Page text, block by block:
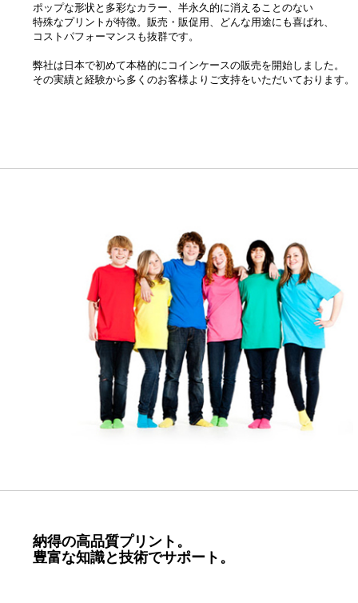
ポップな形状と多彩なカラー、半永久的に消えることのない
特殊なプリントが特徴。販売・販促用、どんな用途にも喜ばれ、
コストパフォーマンスも抜群です。
弊社は日本で初めて本格的にコインケースの販売を開始しました。
その実績と経験から多くのお客様よりご支持をいただいております。
納得の高品質プリント。
豊富な知識と技術でサポート。